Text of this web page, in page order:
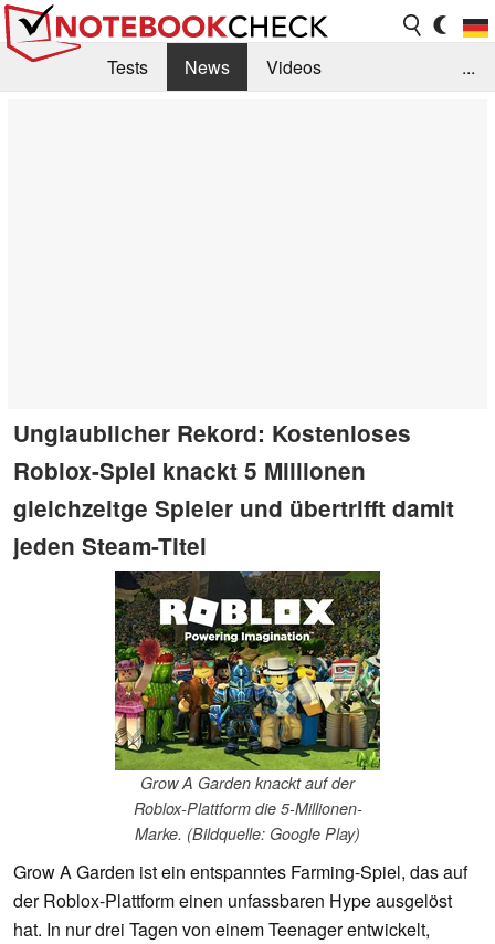
Tests News
Videos
...
Unglaublicher Rekord: Kostenloses
Roblox-Spiel knackt 5 Millionen
gleichzeitge Spieler und übertrifft damit
jeden Steam-Titel
Grow A Garden knackt auf der
Roblox-Plattform die 5-Millionen-
Marke. (Bildquelle: Google Play)
Grow A Garden ist ein entspanntes Farming-Spiel, das auf
der Roblox-Plattform einen unfassbaren Hype ausgelöst
hat. In nur drei Tagen von einem Teenager entwickelt,